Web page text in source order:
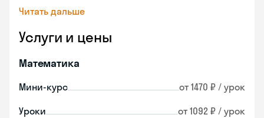
Читать дальше
Услуги и цены
Математика
Мини-курс от 1470 ₽ / урок
Уроки от 1092 ₽ / урок